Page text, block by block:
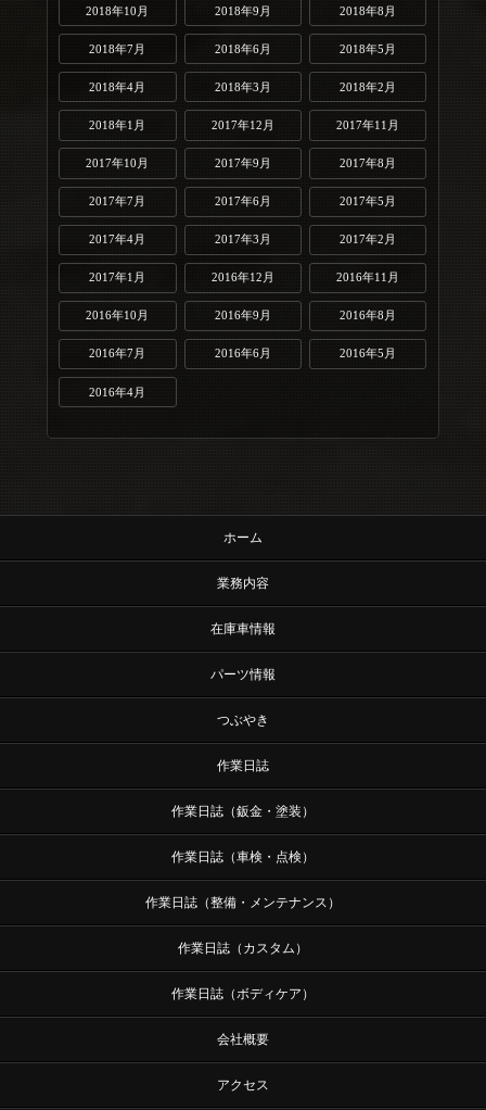
2018年10月 2018年9月 2018年8月
2018年7月 2018年6月 2018年5月
2018年4月 2018年3月 2018年2月
2018年1月 2017年12月 2017年11月
2017年10月 2017年9月 2017年8月
2017年7月 2017年6月 2017年5月
2017年4月 2017年3月 2017年2月
2017年1月 2016年12月 2016年11月
2016年10月 2016年9月 2016年8月
2016年7月 2016年6月 2016年5月
2016年4月
ホーム
業務内容
在庫車情報
パーツ情報
つぶやき
作業日誌
作業日誌（鈑金・塗装）
作業日誌（車検・点検）
作業日誌（整備・メンテナンス）
作業日誌（カスタム）
作業日誌（ボディケア）
会社概要
アクセス